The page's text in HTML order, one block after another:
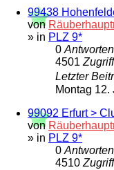
99438
von
» in PLZ 9*
0 Antworten
4501
Letzter
Montag 12.
99092 Erfurt >
von
» in PLZ 9*
0 Antworten
4510